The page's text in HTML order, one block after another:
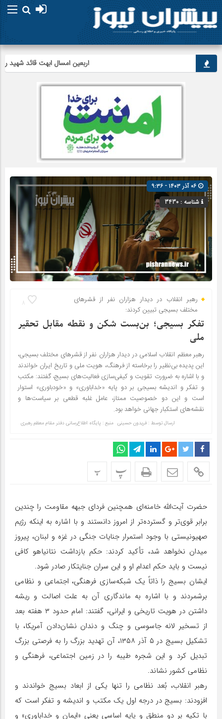
اربعین امسال ابهت قائد شهید را اثبات
شناسه : 3430
8
رهبر انقلاب در دیدار هزاران نفر از قشرهای
مختلف بسیجی تبیین کردند:
تفکر بسیجی؛ بن‌بست شکن و نقطه مقابل تحقیر
ملی
رهبر معظم انقلاب اسلامی در دیدار هزاران نفر از قشرهای مختلف بسیجی،
این پدیده بی‌نظیر را برخاسته از فرهنگ، هویت ملی و تاریخ ایران خواندند
و با اشاره به ضرورت تقویت و کیفی‌سازی فعالیت‌های بسیج، گفتند: مکتب
و تفکر و اندیشه بسیجی بر دو پایه «خداباوری» و «خودباوری» استوار
است و این دو خصوصیت ممتاز، عامل غلبه قطعی بر سیاست‌ها و
نقشه‌های استکبار جهانی خواهد بود.
ارسال توسط : فریدون حسینی منبع : پايگاه اطلاع‌رسانی دفتر مقام معظم رهبری
پ پ
حضرت آیت‌الله خامنه‌ای همچنین فردای جبهه مقاومت را چندین
برابر قوی‌تر و گسترده‌تر از امروز دانستند و با اشاره به اینکه رژیم
صهیونیستی با وجود استمرار جنایات جنگی در غزه و لبنان، پیروز
میدان نخواهد شد، تأکید کردند: حکم بازداشت نتانیاهو کافی
نیست و باید حکم اعدام او و این سران جنایتکار صادر شود.
ایشان بسیج را ذاتاً یک شبکه‌سازی فرهنگی، اجتماعی و نظامی
برشمردند و با اشاره به ماندگاری آن به علت اصالت و ریشه
داشتن در هویت تاریخی و ایرانی، گفتند: امام حدود ۳ هفته بعد
از تسخیر لانه جاسوسی و چنگ و دندان نشان‌دادن آمریکا، با
تشکیل بسیج در ۵ آذر ۱۳۵۸، آن تهدید بزرگ را به فرصتی بزرگ
تبدیل کرد و این شجره طیبه را در زمین اجتماعی، فرهنگی و
نظامی کشور نشاند.
رهبر انقلاب، بُعد نظامی را تنها یکی از ابعاد بسیج خواندند و
افزودند: بسیج در درجه اول یک مکتب و اندیشه و تفکر است که
با تکیه بر دو منطق و پایه اساسی یعنی «ایمان و خداباوری» و